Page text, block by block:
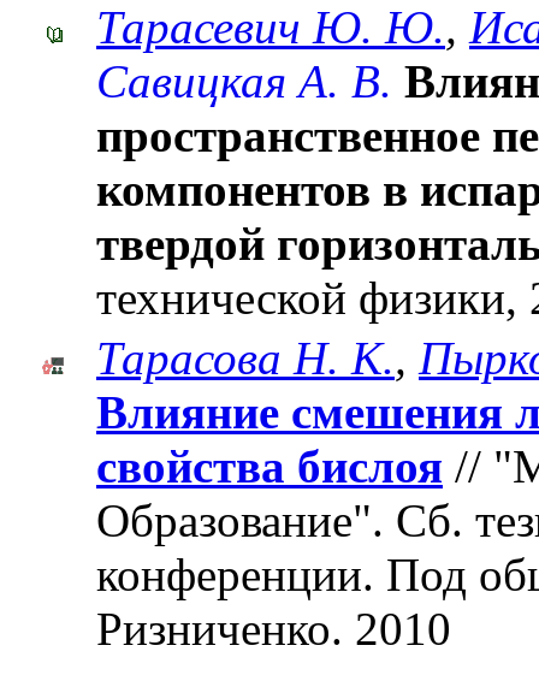
Тарасевич Ю. Ю.,
Савицкая А. В.
пространственное
компонентов в
твердой
технической
Тарасова Н. К.,
Влияние смешения
свойства бислоя //
Образование". Cб.
конференции. Под
Ризниченко. 2010